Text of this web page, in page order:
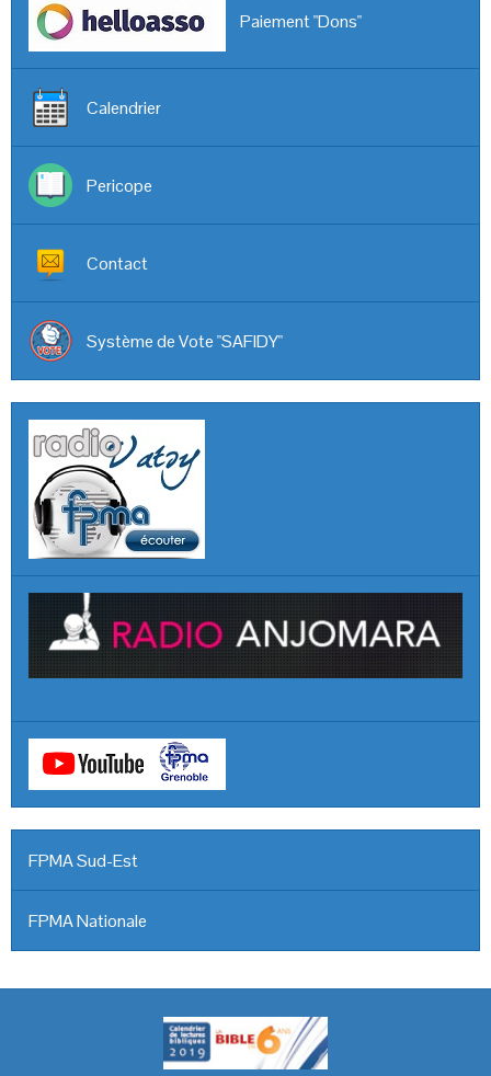
Paiement "Dons"
Calendrier
Pericope
Contact
Système de Vote "SAFIDY"
FPMA Sud-Est
FPMA Nationale